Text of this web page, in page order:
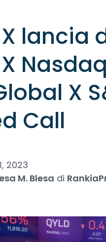
lancia
X
Call
2023
M. Blesa di